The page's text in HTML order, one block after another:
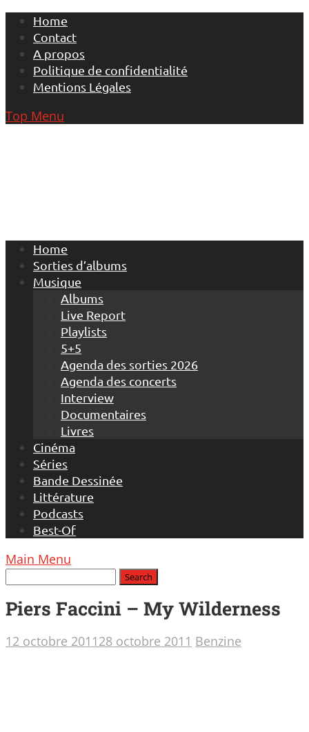
Skip
content
Home
Contact
A propos
Politique de confidentialité
Mentions Légales
Top Menu
Home
Sorties d’albums
Musique
Albums
Live Report
Playlists
5+5
Agenda des sorties 2026
Agenda des concerts
Interview
Documentaires
Livres
Cinéma
Séries
Bande Dessinée
Littérature
Podcasts
Best-Of
Main Menu
Piers Faccini – My Wilderness
12 octobre 201128 octobre 2011 Benzine